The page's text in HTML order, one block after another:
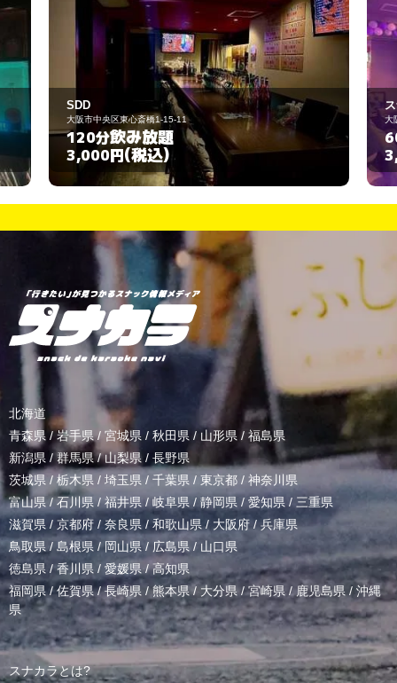
スナック さくら
大阪市中央区東心斎東心斎橋2-4-19橋
60分飲み放題
3,000円(税込)
北海道
青森県 / 岩手県/ 宮城県 / 秋田県 / 山形県/ 福島県
新潟県 /群馬県/山梨県 / 長野県
茨城県 / 栃木県 / 埼玉県 / 千葉県 / 東京都 / 神奈川県
富山県 /石川県/福井県/岐阜県 / 静岡県 / 愛知県 / 三重県
滋賀県 / 京都府 / 奈良県 / 和歌山県/ 大阪府 /兵庫県
鳥取県/ 島根県 /岡山県/ 広島県 / 山口県
徳島県 /香川県 / 愛媛県/高知県
福岡県/佐賀県/長崎県 /熊本県/ 大分県/宮崎県 /鹿児島県 / 沖縄
県
スナカラとは?